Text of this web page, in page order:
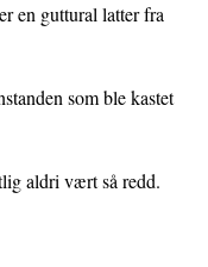
en guttural latter fra
som ble kastet
aldri vært så redd.